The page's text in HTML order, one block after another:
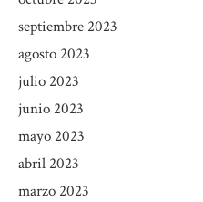
septiembre 2023
agosto 2023
julio 2023
junio 2023
mayo 2023
abril 2023
marzo 2023